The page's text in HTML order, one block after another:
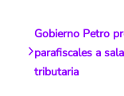
Gobierno Petro
parafiscales a
tributaria